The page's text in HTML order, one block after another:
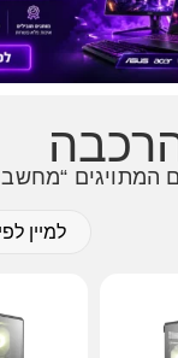
המתויגים